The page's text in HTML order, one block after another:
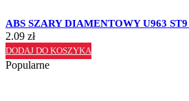
ABS SZARY DIAMENTOWY U963 ST9
2.09 zł
DODAJ DO KOSZYKA
Popularne